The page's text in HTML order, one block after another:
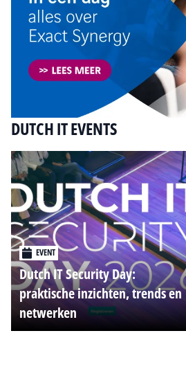
DUTCH IT EVENTS
EVENT
Dutch IT Security Day:
praktische inzichten, trends en
netwerken